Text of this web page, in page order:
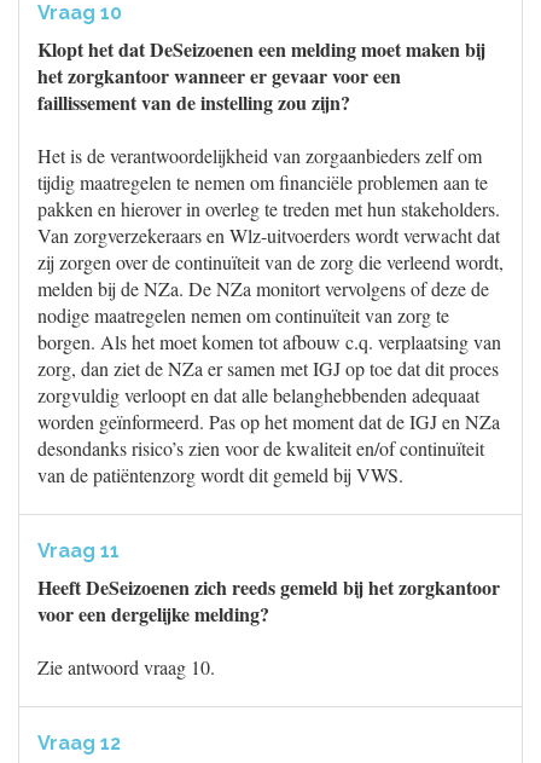
Vraag 10
Klopt het dat DeSeizoenen een melding moet maken bij
het zorgkantoor wanneer er gevaar voor een
faillissement van de instelling zou zijn?
Het is de verantwoordelijkheid van zorgaanbieders zelf om
tijdig maatregelen te nemen om financiële problemen aan te
pakken en hierover in overleg te treden met hun stakeholders.
Van zorgverzekeraars en Wlz-uitvoerders wordt verwacht dat
zij zorgen over de continuïteit van de zorg die verleend wordt,
melden bij de NZa. De NZa monitort vervolgens of deze de
nodige maatregelen nemen om continuïteit van zorg te
borgen. Als het moet komen tot afbouw c.q. verplaatsing van
zorg, dan ziet de NZa er samen met IGJ op toe dat dit proces
zorgvuldig verloopt en dat alle belanghebbenden adequaat
worden geïnformeerd. Pas op het moment dat de IGJ en NZa
desondanks risico’s zien voor de kwaliteit en/of continuïteit
van de patiëntenzorg wordt dit gemeld bij VWS.
Vraag 11
Heeft DeSeizoenen zich reeds gemeld bij het zorgkantoor
voor een dergelijke melding?
Zie antwoord vraag 10.
Vraag 12